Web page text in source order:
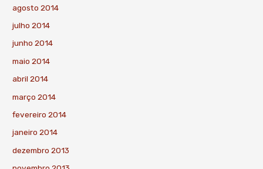
agosto 2014
julho 2014
junho 2014
maio 2014
abril 2014
março 2014
fevereiro 2014
janeiro 2014
dezembro 2013